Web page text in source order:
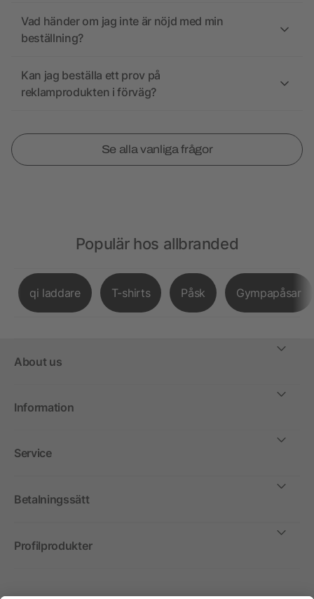
Vad händer om jag inte är nöjd med min
beställning?
Kan jag beställa ett prov på
reklamprodukten i förväg?
Se alla vanliga frågor
Populär hos allbranded
qi laddare T-shirts Påsk Gympapåsar
About us
Information
Service
Betalningssätt
Profilprodukter